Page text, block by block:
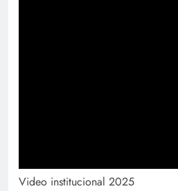
Video institucional 2025